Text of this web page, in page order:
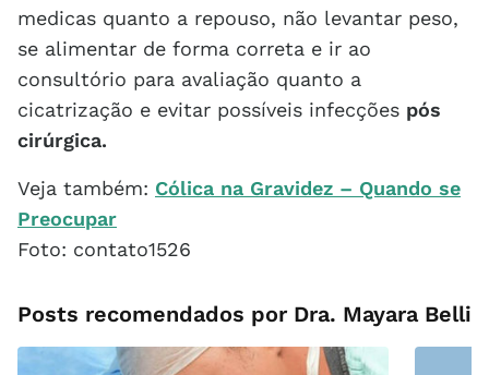
medicas quanto a repouso, não levantar peso,
se alimentar de forma correta e ir ao
consultório para avaliação quanto a
cicatrização e evitar possíveis infecções pós
cirúrgica.
Veja também: Cólica na Gravidez – Quando se
Preocupar
Foto: contato1526
Posts recomendados por Dra. Mayara Belli